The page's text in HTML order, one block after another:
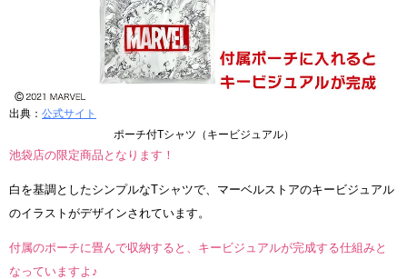
出典： 公式サイト
ポーチ付Tシャツ（キービジュアル）
池袋店の限定商品となります！
白を基調としたシンプルなTシャツで、マーベルストアのキービジュアル
のイラストがデザインされています。
付属のポーチに畳んで収納すると、キービジュアルが完成する仕組みと
なっていますよ♪